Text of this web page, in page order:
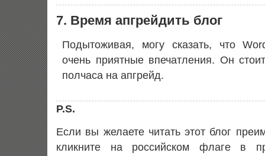
7. Время апгрейдить блог
Подытоживая, могу сказать, что
очень приятные впечатления. Он
полчаса на апгрейд.
P.S.
Если вы желаете читать этот блог
кликните на российском флаге в